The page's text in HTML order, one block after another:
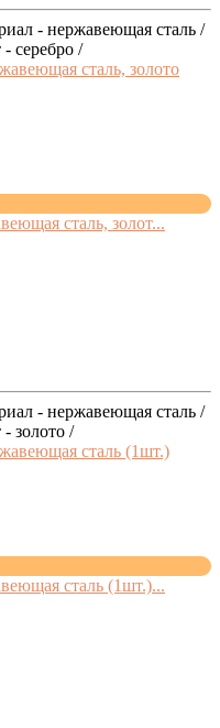
- нержавеющая сталь /
серебро /
сталь, золот...
- нержавеющая сталь /
золото /
сталь (1шт.)...